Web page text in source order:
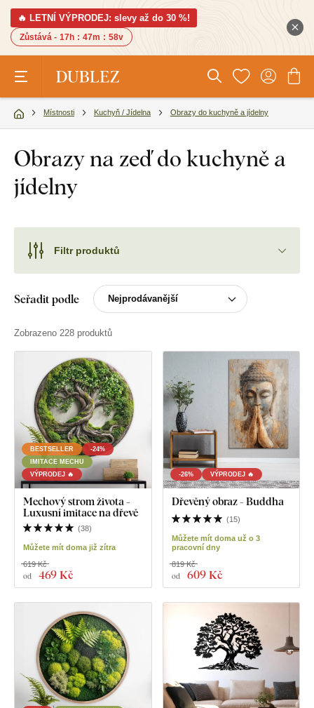
🔥 LETNÍ VÝPRODEJ: slevy až do 30 %!
Zůstává - 17h : 47m : 57v
Místnosti Kuchyň / Jídelna Obrazy do kuchyně a jídelny
Obrazy na zeď do kuchyně a
jídelny
Filtr produktů
Seřadit podle
Zobrazeno 228 produktů
BESTSELLER
-24%
IMITACE MECHU
VÝPRODEJ 🔥
Mechový strom života -
Luxusní imitace na dřevě
(38)
Můžete mít doma již zítra
od 469 Kč
619 Kč
-26% VÝPRODEJ 🔥
Dřevěný obraz - Buddha
(15)
Můžete mít doma už o 3
pracovní dny
od 609 Kč
819 Kč